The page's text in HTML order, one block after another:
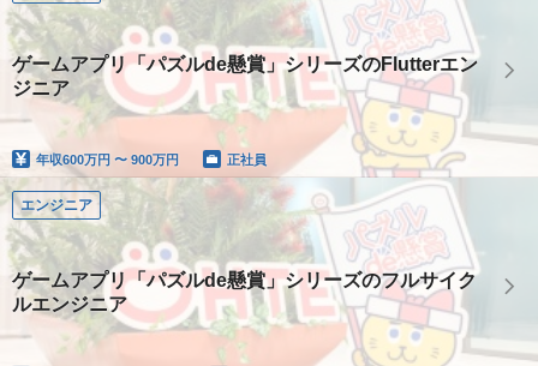
ゲームアプリ「パズルde懸賞」シリーズのFlutterエン
ジニア
年収600万円 〜 900万円 正社員
エンジニア
ゲームアプリ「パズルde懸賞」シリーズのフルサイク
ルエンジニア